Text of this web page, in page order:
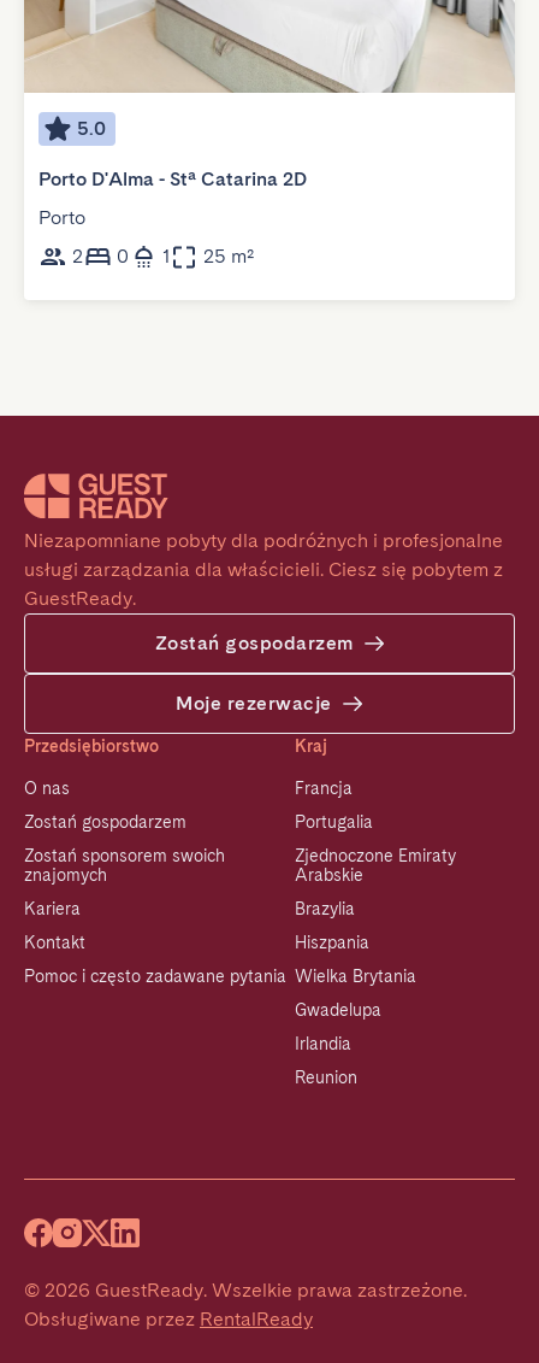
5.0
Porto D'Alma - Stª Catarina 2D
Porto
2
0 1 25 m²
Niezapomniane pobyty dla podróżnych i profesjonalne
usługi zarządzania dla właścicieli. Ciesz się pobytem z
GuestReady.
Zostań gospodarzem
Moje rezerwacje
Przedsiębiorstwo
O nas
Zostań gospodarzem
Zostań sponsorem swoich
znajomych
Kariera
Kontakt
Pomoc i często zadawane pytania
Kraj
Francja
Portugalia
Zjednoczone Emiraty
Arabskie
Brazylia
Hiszpania
Wielka Brytania
Gwadelupa
Irlandia
Reunion
© 2026 GuestReady. Wszelkie prawa zastrzeżone.
Obsługiwane przez RentalReady